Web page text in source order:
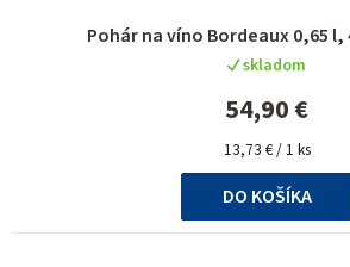
Pohár na víno Bordeaux 0,65 l,
skladom
54,90 €
Jednotková
cena:
13,73 € / 1 ks
DO KOŠÍKA